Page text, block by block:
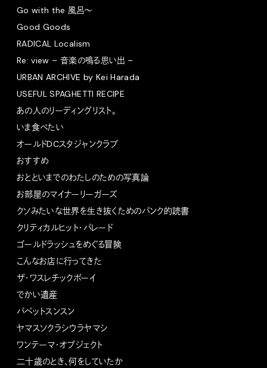
Go with the 風呂〜
Good Goods
RADICAL Localism
Re: view – 音楽の鳴る思い出 –
URBAN ARCHIVE by Kei Harada
USEFUL SPAGHETTI RECIPE
あの人のリーディングリスト。
いま食べたい
オールドDCスタジャンクラブ
おすすめ
おとといまでのわたしのための写真論
お部屋のマイナーリーガーズ
クソみたいな世界を生き抜くためのパンク的読書
クリティカルヒット・パレード
ゴールドラッシュをめぐる冒険
こんなお店に行ってきた
ザ・ワスレチックボーイ
でかい遺産
パペットスンスン
ヤマスソクラシウラヤマシ
ワンテーマ・オブジェクト
二十歳のとき、何をしていたか